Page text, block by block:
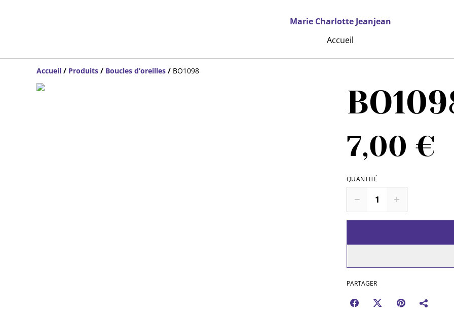
Marie Charlotte Jeanjean
Accueil
Accueil / Produits / Boucles d’oreilles / BO1098
7,00 €
QUANTITÉ
PARTAGER